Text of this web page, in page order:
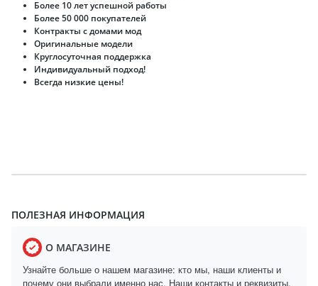
Более 10 лет успешной работы
Более 50 000 покупателей
Контракты с домами мод
Оригинальные модели
Круглосуточная поддержка
Индивидуальный подход!
Всегда низкие цены!
ПОЛЕЗНАЯ ИНФОРМАЦИЯ
О МАГАЗИНЕ
Узнайте больше о нашем магазине: кто мы, наши клиенты и
почему они выбрали именно нас. Наши контакты и реквизиты.